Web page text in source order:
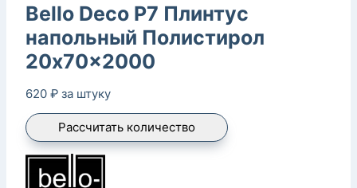
Bello Deco P7 Плинтус
напольный Полистирол
20x70x2000
620 ₽ за штуку
Рассчитать количество